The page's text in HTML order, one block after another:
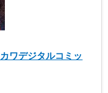
ワデジタルコミッ